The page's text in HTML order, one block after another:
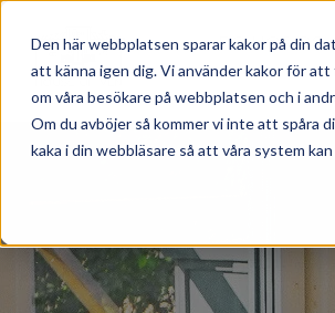
Den här webbplatsen sparar kakor på din
att känna igen dig. Vi använder kakor för
om våra besökare på webbplatsen och i
Om du avböjer så kommer vi inte att spåra
kaka i din webbläsare så att våra system
BO HOS OS